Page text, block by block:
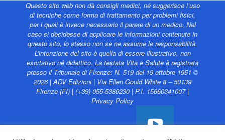
Questo sito web non dà consigli medici, né suggerisce l’uso
di tecniche come forma di trattamento per problemi fisici,
per i quali è invece necessario il parere di un medico. Nel
caso si decidesse di applicare le informazioni contenute in
questo sito, lo stesso non se ne assume le responsabilità.
L’intenzione del sito è quella di essere illustrativo, non
esortativo né didattico. La testata Vita e Salute è registrata
presso il Tribunale di Firenze: N. 519 del 19 ottobre 1951 ©
2026 | ADV Edizioni | Via Ellen Gould White 8 – 50139
Firenze (FI) | (+39) 055-5386230 | P.I. 15660341007 |
Privacy Policy